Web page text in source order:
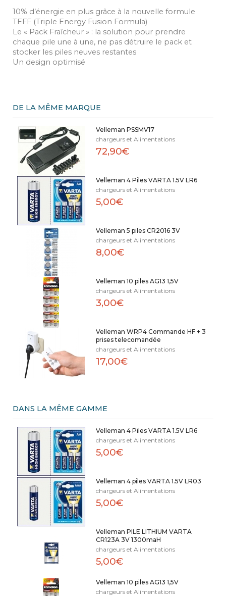
10% d’énergie en plus grâce à la nouvelle formule
TEFF (Triple Energy Fusion Formula)
Le « Pack Fraîcheur » : la solution pour prendre
chaque pile une à une, ne pas détruire le pack et
stocker les piles neuves restantes
Un design optimisé
DE LA MÊME MARQUE
Velleman PSSMV17
chargeurs et Alimentations
72,90€
Velleman 4 Piles VARTA 1.5V LR6
chargeurs et Alimentations
5,00€
Velleman 5 piles CR2016 3V
chargeurs et Alimentations
8,00€
Velleman 10 piles AG13 1,5V
chargeurs et Alimentations
3,00€
Velleman WRP4 Commande HF + 3
prises telecomandée
chargeurs et Alimentations
17,00€
DANS LA MÊME GAMME
Velleman 4 Piles VARTA 1.5V LR6
chargeurs et Alimentations
5,00€
Velleman 4 piles VARTA 1.5V LR03
chargeurs et Alimentations
5,00€
Velleman PILE LITHIUM VARTA
CR123A 3V 1300maH
chargeurs et Alimentations
5,00€
Velleman 10 piles AG13 1,5V
chargeurs et Alimentations